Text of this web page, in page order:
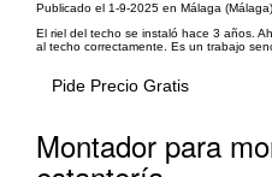
Publicado el 1-9-2025 en Málaga (Málaga)
El riel del techo se instaló hace 3 años.
al techo correctamente. Es un trabajo
Pide Precio Gratis
Montador para